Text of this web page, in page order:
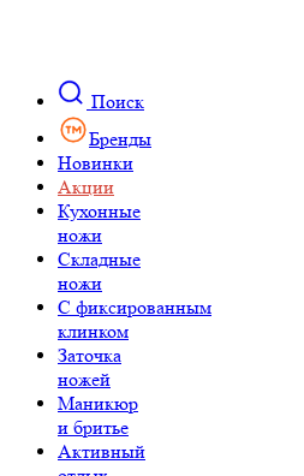
Поиск
Бренды
Новинки
Акции
Кухонные
ножи
Складные
ножи
C фиксированным
клинком
Заточка
ножей
Маникюр
и бритье
Активный